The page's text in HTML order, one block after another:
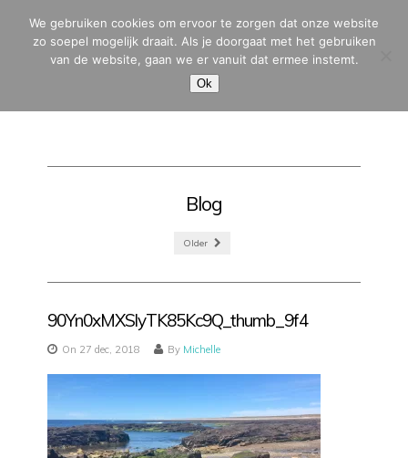
MENU
Blog
Older
90Yn0xMXSlyTK85Kc9Q_thumb_9f4
On 27 dec, 2018 By Michelle
We gebruiken cookies om ervoor te zorgen dat onze website
zo soepel mogelijk draait. Als je doorgaat met het gebruiken
van de website, gaan we er vanuit dat ermee instemt.
Ok